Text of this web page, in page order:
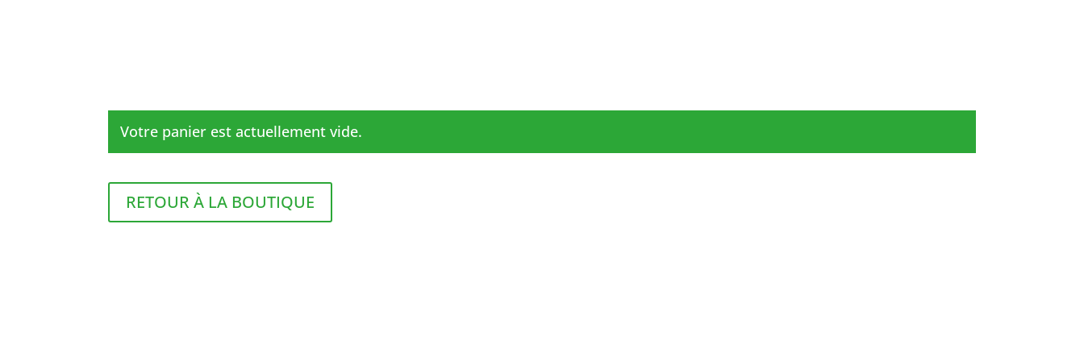
Votre panier est actuellement vide.
RETOUR À LA BOUTIQUE